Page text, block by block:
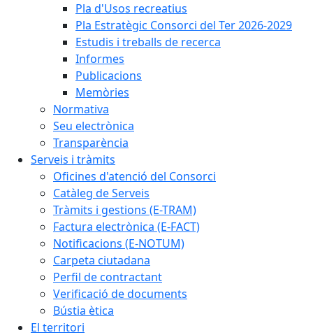
Pla d'Usos recreatius
Pla Estratègic Consorci del Ter 2026-2029
Estudis i treballs de recerca
Informes
Publicacions
Memòries
Normativa
Seu electrònica
Transparència
Serveis i tràmits
Oficines d'atenció del Consorci
Catàleg de Serveis
Tràmits i gestions (E-TRAM)
Factura electrònica (E-FACT)
Notificacions (E-NOTUM)
Carpeta ciutadana
Perfil de contractant
Verificació de documents
Bústia ètica
El territori